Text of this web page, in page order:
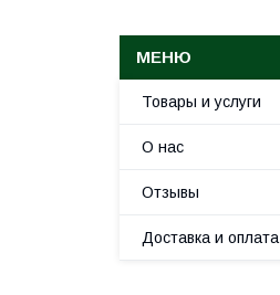
Товары и услуги
О нас
Отзывы
Доставка и оплата